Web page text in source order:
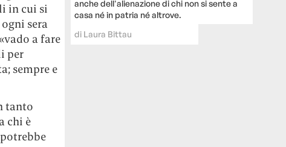
in cui si
sera
a fare
per
sempre e
tanto
chi è
anche dell'alienazione di chi non si sente a
casa né in patria né altrove.
di Laura Bittau